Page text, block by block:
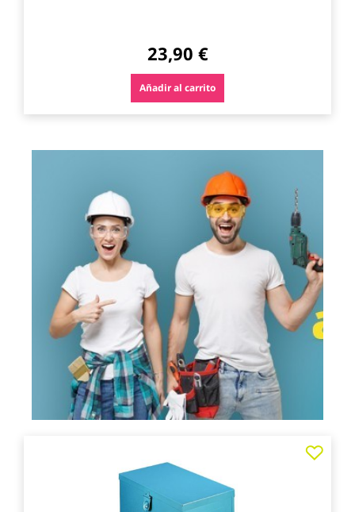
23,90 €
Añadir al carrito